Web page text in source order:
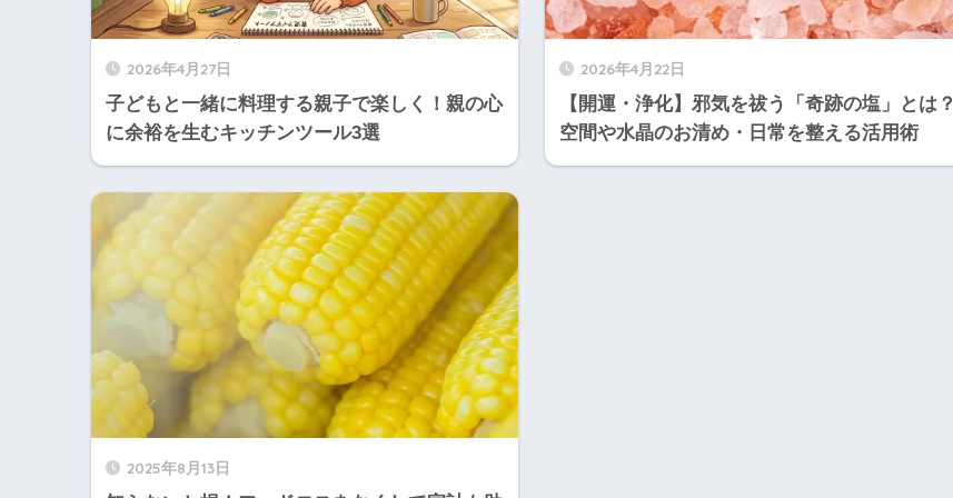
2026年4月27日
子どもと一緒に料理する親子で楽しく！親の心
に余裕を生むキッチンツール3選
2026年4月22日
【開運・浄化】邪気を祓う「奇跡の塩」とは？
空間や水晶のお清め・日常を整える活用術
2025年8月13日